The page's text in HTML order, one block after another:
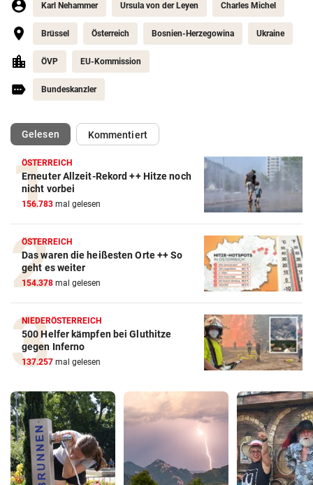
Karl Nehammer Ursula von der Leyen Charles Michel
Brüssel Österreich Bosnien-Herzegowina Ukraine
ÖVP EU-Kommission
Bundeskanzler
Gelesen(ausgewählt)Kommentiert
ÖSTERREICH
Erneuter Allzeit-Rekord ++ Hitze noch
nicht vorbei
156.783 mal gelesen
ÖSTERREICH
Das waren die heißesten Orte ++ So
geht es weiter
154.378 mal gelesen
NIEDERÖSTERREICH
500 Helfer kämpfen bei Gluthitze
gegen Inferno
137.257 mal gelesen